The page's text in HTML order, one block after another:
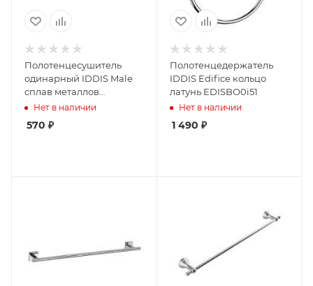
Полотенцесушитель
одинарный IDDIS Male
сплав металлов
MALSS10i49
Нет в наличии
570 ₽
Полотенцедержатель
IDDIS Edifice кольцо
латунь EDISBO0i51
Нет в наличии
1 490 ₽